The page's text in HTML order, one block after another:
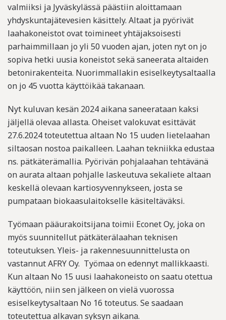
valmiiksi ja Jyväskylässä päästiin aloittamaan
yhdyskuntajätevesien käsittely. Altaat ja pyörivät
laahakoneistot ovat toimineet yhtäjaksoisesti
parhaimmillaan jo yli 50 vuoden ajan, joten nyt on jo
sopiva hetki uusia koneistot sekä saneerata altaiden
betonirakenteita. Nuorimmallakin esiselkeytysaltaalla
on jo 45 vuotta käyttöikää takanaan.
Nyt kuluvan kesän 2024 aikana saneerataan kaksi
jäljellä olevaa allasta. Oheiset valokuvat esittävät
27.6.2024 toteutettua altaan No 15 uuden lietelaahan
siltaosan nostoa paikalleen. Laahan tekniikka edustaa
ns. pätkäterämallia. Pyörivän pohjalaahan tehtävänä
on aurata altaan pohjalle laskeutuva sekaliete altaan
keskellä olevaan kartiosyvennykseen, josta se
pumpataan biokaasulaitokselle käsiteltäväksi.
Työmaan pääurakoitsijana toimii Econet Oy, joka on
myös suunnitellut pätkäterälaahan teknisen
toteutuksen. Yleis- ja rakennesuunnittelusta on
vastannut AFRY Oy. Työmaa on edennyt mallikkaasti.
Kun altaan No 15 uusi laahakoneisto on saatu otettua
käyttöön, niin sen jälkeen on vielä vuorossa
esiselkeytysaltaan No 16 toteutus. Se saadaan
toteutettua alkavan syksyn aikana.